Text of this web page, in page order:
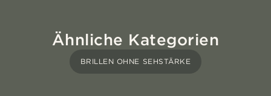
Ähnliche Kategorien
BRILLEN OHNE SEHSTÄRKE